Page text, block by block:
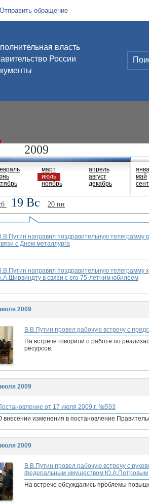
Отправить обращение
власть
России
2009
март
июль
ноябрь
апрель
август
декабрь
май
19 Вс 20 пн
направил поздравительную телеграмму
с Днем металлурга
направил поздравительную телеграмму
в связи с его 75-летним юбилеем
2009
В.В.Путин провел рабочую встречу с
На встрече говорили о работе по
ресурсов.
2009
от 17 июля 2009 г. №593
внесении изменения в постановление
2009
В.В.Путин провел рабочую встречу с
федеральным имуществом Ю.А.Петровым
На встрече обсуждались проблемы